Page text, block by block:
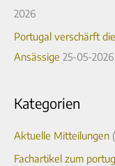
h
2026
Portugal verschärft
Ansässige 25-05-2026
Kategorien
Aktuelle Mitteilungen
Fachartikel zum